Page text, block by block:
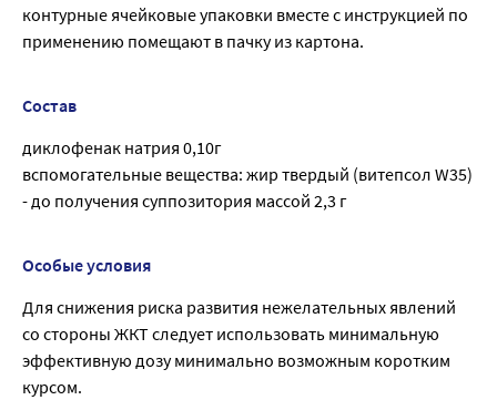
контурные ячейковые упаковки вместе с инструкцией по
применению помещают в пачку из картона.
Состав
диклофенак натрия 0,10г
вспомогательные вещества: жир твердый (витепсол W35)
- до получения суппозитория массой 2,3 г
Особые условия
Для снижения риска развития нежелательных явлений
со стороны ЖКТ следует использовать минимальную
эффективную дозу минимально возможным коротким
курсом.